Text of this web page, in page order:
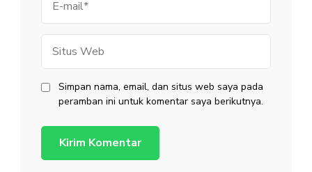
mail
Web
Simpan nama, email, dan situs web saya pada
peramban ini untuk komentar saya berikutnya.